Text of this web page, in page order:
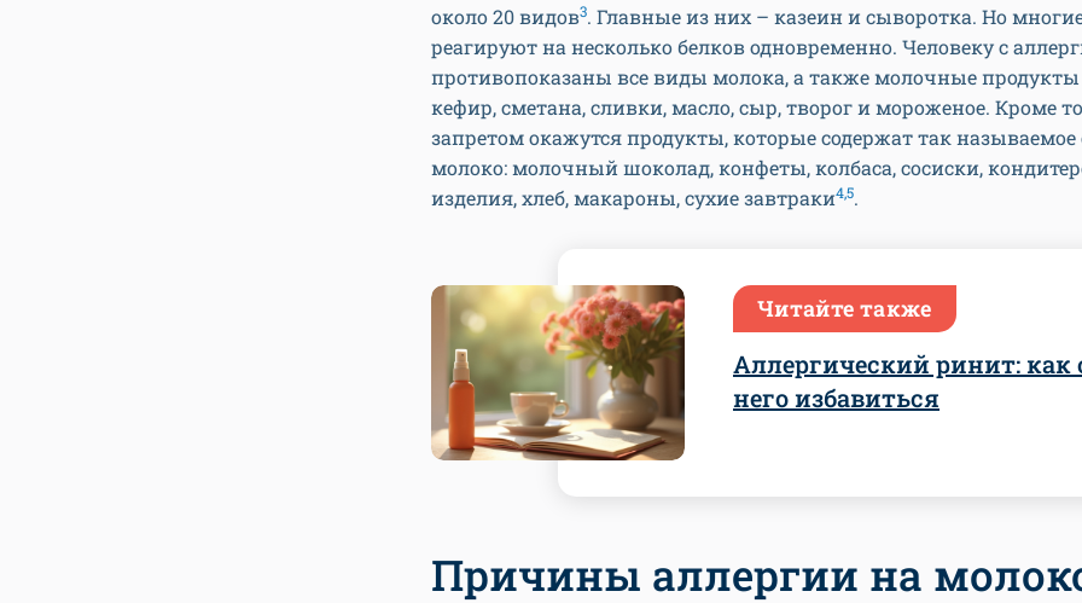
около 20 видов3. Главные из них – казеин и сыворотка. Но
реагируют на несколько белков одновременно. Человеку с
противопоказаны все виды молока, а также молочные продукты
кефир, сметана, сливки, масло, сыр, творог и мороженое. Кроме
запретом окажутся продукты, которые содержат так называемое
молоко: молочный шоколад, конфеты, колбаса, сосиски,
изделия, хлеб, макароны, сухие завтраки4,5.
Читайте также
Аллергический ринит: как
него избавиться
Причины аллергии на